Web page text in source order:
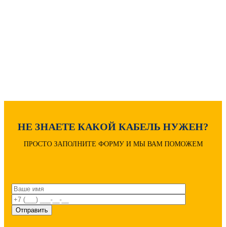
НЕ ЗНАЕТЕ КАКОЙ КАБЕЛЬ НУЖЕН?
ПРОСТО ЗАПОЛНИТЕ ФОРМУ И МЫ ВАМ ПОМОЖЕМ